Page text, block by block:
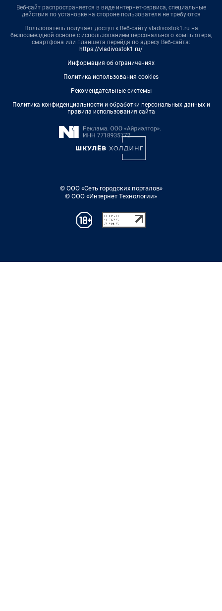
Веб-сайт распространяется в виде интернет-сервиса, специальные
действия по установке на стороне пользователя не требуются
Пользователь получает доступ к Веб-сайту vladivostok1.ru на
безвозмездной основе с использованием персонального компьютера,
смартфона или планшета перейдя по адресу Веб-сайта:
https://vladivostok1.ru/
Информация об ограничениях
Политика использования cookies
Рекомендательные системы
Политика конфиденциальности и обработки персональных данных и
правила использования сайта
© ООО «Сеть городских порталов»
© ООО «Интернет Технологии»